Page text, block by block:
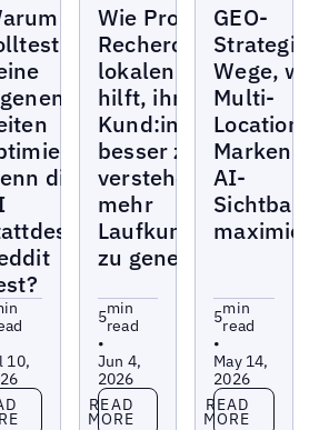
du
die
10,
more
Wie Prompt-
Recherche
lokalen Marken
hilft, ihre
Kund:innen
besser zu
verstehen und
mehr
Laufkundschaft
zu generieren
5min
read
•
Jun 4,
2026
Read more
READ
MORE
GEO-
Wege,
Multi-
Location-
Marken
AI-
5min
read
•
May 14,
2026
Read more
READ
MORE